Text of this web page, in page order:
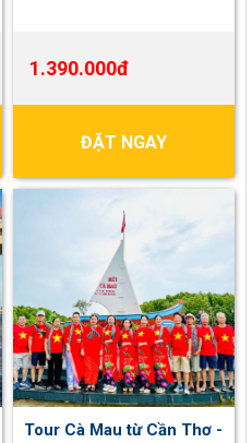
1.390.000đ
ĐẶT NGAY
Tour Cà Mau từ Cần Thơ -